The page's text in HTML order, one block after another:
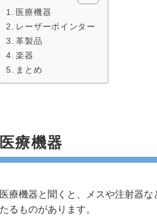
医療機器
レーザーポインター
革製品
楽器
まとめ
医療機器
医療機器と聞くと、メスや注射器
たるものがあります。